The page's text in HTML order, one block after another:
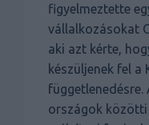
figyelmeztette
vállalkozásokat
aki azt kérte,
készüljenek fel a
függetlenedésre.
országok közötti